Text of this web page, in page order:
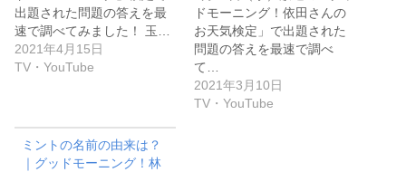
出題された問題の答えを最
速で調べてみました！ 玉…
2021年4月15日
TV・YouTube
ドモーニング！依田さんの
お天気検定」で出題された
問題の答えを最速で調べ
て…
2021年3月10日
TV・YouTube
ミントの名前の由来は？
｜グッドモーニング！林